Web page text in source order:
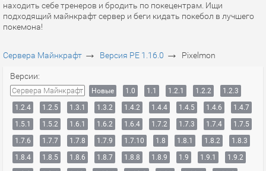
находить себе тренеров и бродить по покецентрам. Ищи
подходящий майнкрафт сервер и беги кидать покебол в лучшего
покемона!
Сервера Майнкрафт → Версия PE 1.16.0 → Pixelmon
Версии:
Сервера Майнкрафт Новые 1.0 1.1 1.2.1 1.2.2
1.2.3
1.2.4
1.2.5 1.3.1 1.3.2 1.4.2 1.4.4 1.4.5 1.4.6
1.4.7
1.5.1
1.5.2 1.6.1 1.6.2 1.6.4 1.7.2 1.7.3 1.7.4
1.7.5
1.7.6
1.7.7 1.7.8 1.7.9 1.7.10 1.8 1.8.1 1.8.2
1.8.3
1.8.4
1.8.5 1.8.6 1.8.7 1.8.8 1.8.9 1.9 1.9.1
1.9.2